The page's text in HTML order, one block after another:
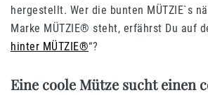
hergestellt. Wer die bunten MÜTZIE`s
Marke MÜTZIE® steht, erfährst Du auf
hinter MÜTZIE®“?
Eine cooleMütze sucht einen